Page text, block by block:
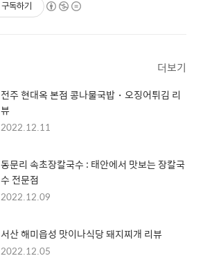
구독하기
더보기
전주 현대옥 본점 콩나물국밥・오징어튀김 리
뷰
2022.12.11
동문리 속초장칼국수 : 태안에서 맛보는 장칼국
수 전문점
2022.12.09
서산 해미읍성 맛이나식당 돼지찌개 리뷰
2022.12.05